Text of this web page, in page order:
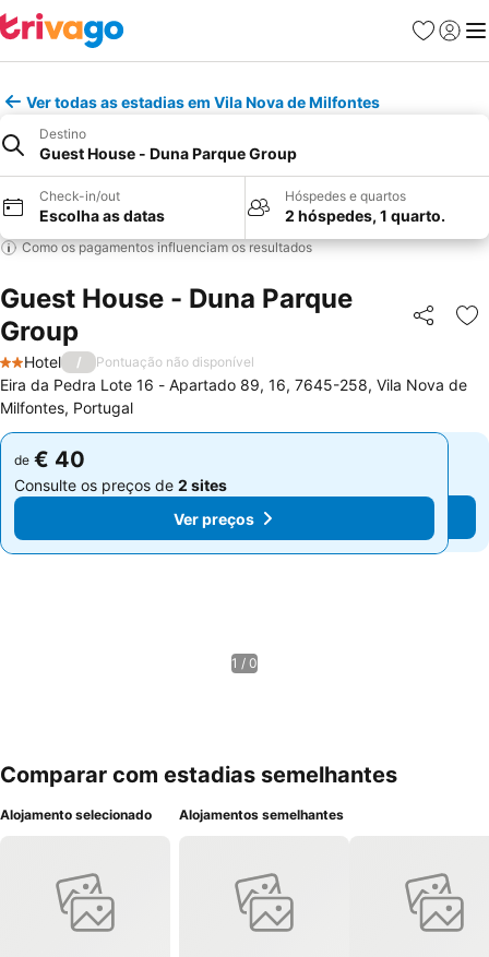
Favoritos
Iniciar
Ver todas as estadias em Vila Nova de Milfontes
Destino
Guest House - Duna Parque Group
Check-in/out
Escolha as datas
Hóspedes e quartos
2 hóspedes, 1 quarto.
Como os pagamentos influenciam os resultados
Guest House - Duna Parque
Group
Partilhar
2 Estrelas
Hotel / Pontuação não disponível
Eira da Pedra Lote 16 - Apartado 89, 16, 7645-258, Vila Nova de
Milfontes, Portugal
de € 40
Consulte os preços de 2 sites
Ver preços
de € 40
Consulte os preços de 2 sites
Ver preços
1 / 0
Comparar com estadias semelhantes
Alojamento selecionado Alojamentos semelhantes